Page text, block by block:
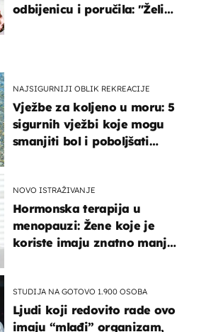
NAJSIGURNIJI OBLIK REKREACIJE
Vježbe za koljeno u moru: 5
sigurnih vježbi koje mogu
smanjiti bol i poboljšati
NOVO ISTRAŽIVANJE
Hormonska terapija u
menopauzi: Žene koje je
koriste imaju znatno manji
STUDIJA NA GOTOVO 1.900 OSOBA
Ljudi koji redovito rade ovo
imaju “mlađi” organizam,
odbijenicu i poručila: "Želim